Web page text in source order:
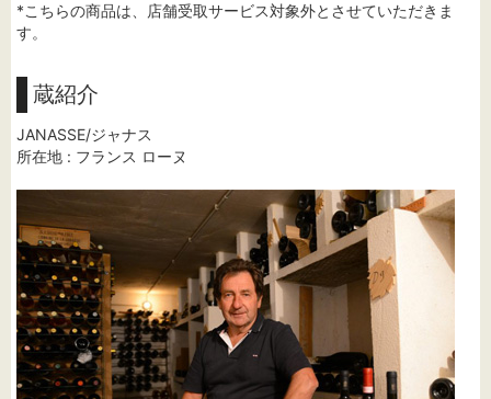
*こちらの商品は、店舗受取サービス対象外とさせていただきま
す。
蔵紹介
JANASSE/ジャナス
所在地 : フランス ローヌ